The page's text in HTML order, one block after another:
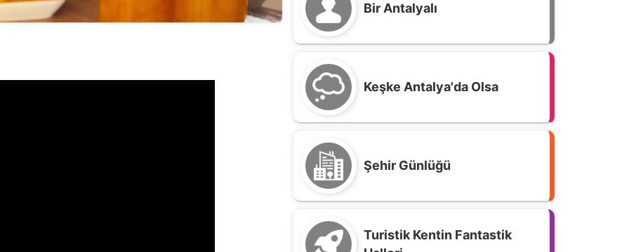
Bir Antalyalı
Keşke Antalya'da Olsa
Şehir Günlüğü
Turistik Kentin Fantastik